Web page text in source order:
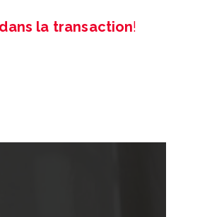
la transaction!